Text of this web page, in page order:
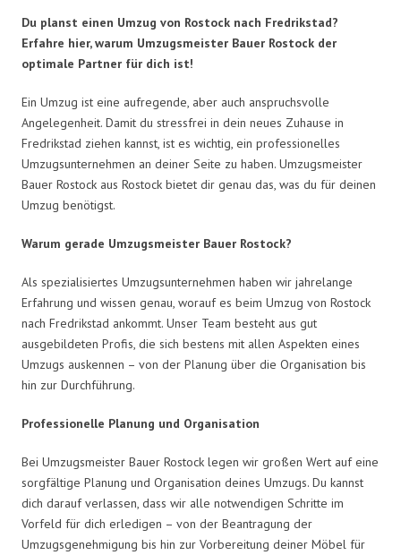
Du planst einen Umzug von Rostock nach Fredrikstad?
Erfahre hier, warum Umzugsmeister Bauer Rostock der
optimale Partner für dich ist!
Ein Umzug ist eine aufregende, aber auch anspruchsvolle
Angelegenheit. Damit du stressfrei in dein neues Zuhause in
Fredrikstad ziehen kannst, ist es wichtig, ein professionelles
Umzugsunternehmen an deiner Seite zu haben. Umzugsmeister
Bauer Rostock aus Rostock bietet dir genau das, was du für deinen
Umzug benötigst.
Warum gerade Umzugsmeister Bauer Rostock?
Als spezialisiertes Umzugsunternehmen haben wir jahrelange
Erfahrung und wissen genau, worauf es beim Umzug von Rostock
nach Fredrikstad ankommt. Unser Team besteht aus gut
ausgebildeten Profis, die sich bestens mit allen Aspekten eines
Umzugs auskennen – von der Planung über die Organisation bis
hin zur Durchführung.
Professionelle Planung und Organisation
Bei Umzugsmeister Bauer Rostock legen wir großen Wert auf eine
sorgfältige Planung und Organisation deines Umzugs. Du kannst
dich darauf verlassen, dass wir alle notwendigen Schritte im
Vorfeld für dich erledigen – von der Beantragung der
Umzugsgenehmigung bis hin zur Vorbereitung deiner Möbel für